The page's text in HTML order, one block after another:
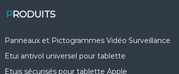
PRODUITS
Panneaux et Pictogrammes Vidéo Surveillance
Etui antivol universel pour tablette
Etuis sécurisés pour tablette Apple